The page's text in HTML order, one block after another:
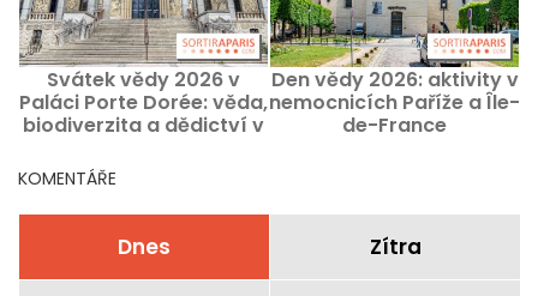
Svátek vědy 2026 v
Paláci Porte Dorée: věda,
biodiverzita a dědictví v
Den vědy 2026: aktivity v
nemocnicích Paříže a Île-
de-France
KOMENTÁŘE
Dnes Zítra